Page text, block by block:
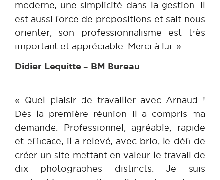
moderne, une simplicité dans la gestion. Il
est aussi force de propositions et sait nous
orienter, son professionnalisme est très
important et appréciable. Merci à lui. »
Didier Lequitte – BM Bureau
« Quel plaisir de travailler avec Arnaud !
Dès la première réunion il a compris ma
demande. Professionnel, agréable, rapide
et efficace, il a relevé, avec brio, le défi de
créer un site mettant en valeur le travail de
dix photographes distincts. Je suis